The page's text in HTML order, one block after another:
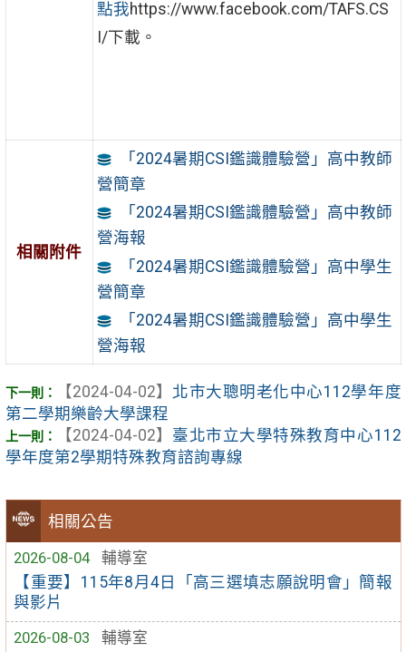
相關公告
2026-08-04
輔導室
【重要】115年8月4日「高三選填志願說明會」簡報
與影片
2026-08-03
輔導室
點我https://www.facebook.com/TAFS.CS
I/下載。
相關附件
「2024暑期CSI鑑識體驗營」高中教師
營簡章
「2024暑期CSI鑑識體驗營」高中教師
營海報
「2024暑期CSI鑑識體驗營」高中學生
營簡章
「2024暑期CSI鑑識體驗營」高中學生
營海報
【2024-04-02】 北市大聰明老化中心112學年度
第二學期樂齡大學課程
【2024-04-02】 臺北市立大學特殊教育中心112
學年度第2學期特殊教育諮詢專線